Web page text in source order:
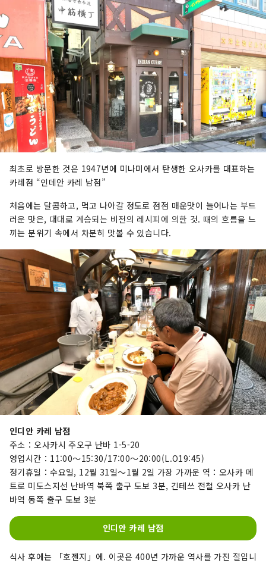
최초로 방문한 것은 1947년에 미나미에서 탄생한 오사카를 대표하는
카레점 “인데안 카레 남점”
처음에는 달콤하고, 먹고 나아갈 정도로 점점 매운맛이 늘어나는 부드
러운 맛은, 대대로 계승되는 비전의 레시피에 의한 것. 때의 흐름을 느
끼는 분위기 속에서 차분히 맛볼 수 있습니다.
인디안 카레 남점
주소：오사카시 주오구 난바 1-5-20
영업시간：11:00～15:30/17:00～20:00(L.O19:45)
정기휴일：수요일, 12월 31일～1월 2일 가장 가까운 역：오사카 메
트로 미도스지선 난바역 북쪽 출구 도보 3분, 긴테쓰 전철 오사카 난
바역 동쪽 출구 도보 3분
인디안 카레 남점
식사 후에는 「호젠지」에. 이곳은 400년 가까운 역사를 가진 절입니